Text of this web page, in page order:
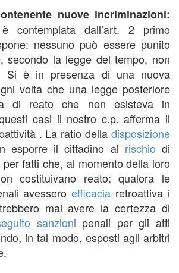
nuove incriminazioni:
contemplata dall’art. 2 primo
nessuno può essere punito
secondo la legge del tempo, non
Si è in presenza di una nuova
volta che una legge posteriore
di reato che non esisteva in
casi il nostro c.p. afferma il
. La ratio della disposizione
esporre il cittadino al rischio di
fatti che, al momento della loro
costituivano reato: qualora le
avesseroefficacia retroattiva i
mai avere la certezza di
sanzioni penali per gli atti
in tal modo, esposti agli arbitri